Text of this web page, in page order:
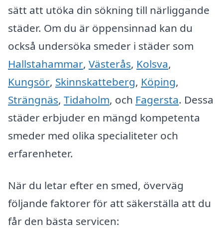
sätt att utöka din sökning till närliggande
städer. Om du är öppensinnad kan du
också undersöka smeder i städer som
Hallstahammar, Västerås, Kolsva,
Kungsör, Skinnskatteberg, Köping,
Strängnäs, Tidaholm, och Fagersta. Dessa
städer erbjuder en mängd kompetenta
smeder med olika specialiteter och
erfarenheter.
När du letar efter en smed, överväg
följande faktorer för att säkerställa att du
får den bästa servicen: